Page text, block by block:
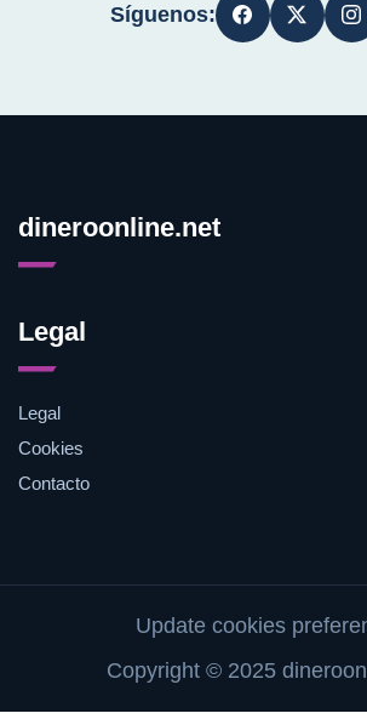
Síguenos:
dineroonline.net
Legal
Legal
Cookies
Contacto
Update cookies
Copyright © 2025